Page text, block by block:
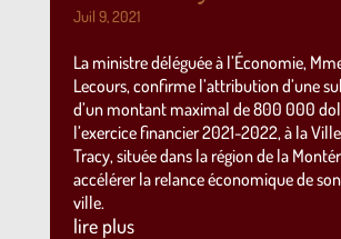
Juil 9, 2021
La ministre déléguée à l’Économie,
Lecours, confirme l’attribution d’une
d’un montant maximal de 800 000
l’exercice financier 2021-2022, à la
Tracy, située dans la région de la
accélérer la relance économique de
ville.
lire plus